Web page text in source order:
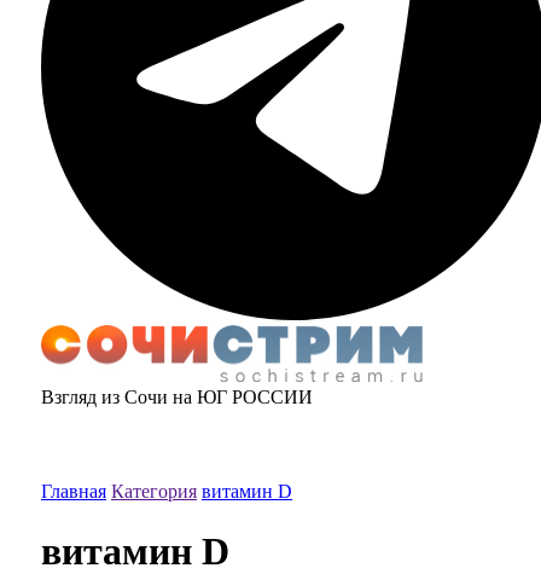
Взгляд из Сочи на ЮГ РОССИИ
Главная Категория витамин D
витамин D